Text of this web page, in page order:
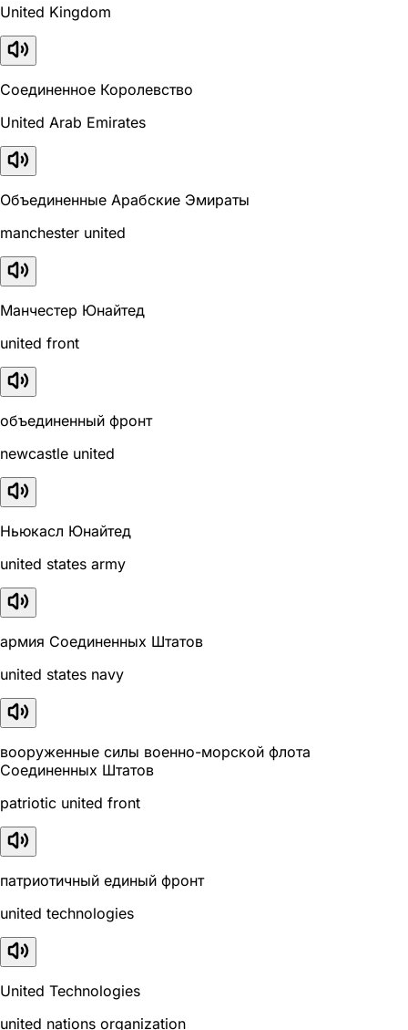
United Kingdom
Соединенное Королевство
United Arab Emirates
Объединенные Арабские Эмираты
manchester united
Манчестер Юнайтед
united front
объединенный фронт
newcastle united
Ньюкасл Юнайтед
united states army
армия Соединенных Штатов
united states navy
вооруженные силы военно-морской флота
Соединенных Штатов
patriotic united front
патриотичный единый фронт
united technologies
United Technologies
united nations organization